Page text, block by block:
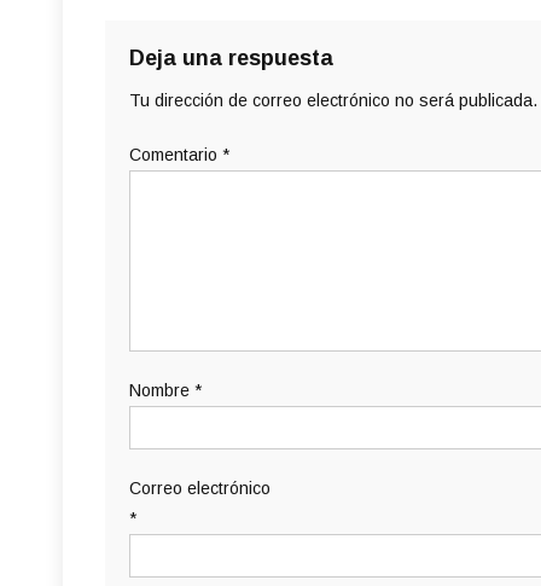
Deja una respuesta
Tu dirección de correo electrónico no será publicada.
Comentario *
Nombre *
Correo electrónico
*